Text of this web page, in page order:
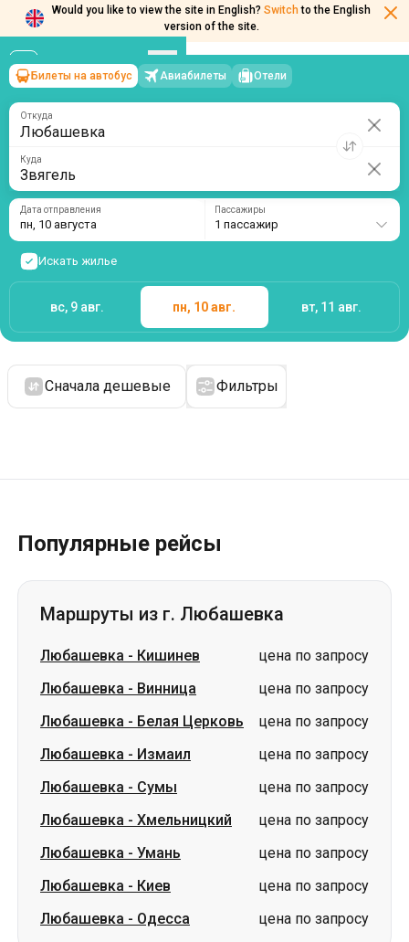
Would you like to view the site in English? Switch to the English
version of the site.
Любашевка→Звягель
пн, 10 августа/1 пассажир
Билеты на автобус Авиабилеты Отели
Откуда
Куда
Дата отправления
пн, 10 августа
Пассажиры
1 пассажир
Искать жилье
вс, 9 авг. пн, 10 авг. вт, 11 авг.
Сначала дешевые Фильтры
Популярные рейсы
Маршруты из г. Любашевка
Любашевка - Кишинев
цена по запросу
Любашевка - Винница
цена по запросу
Любашевка - Белая Церковь
цена по запросу
Любашевка - Измаил
цена по запросу
Любашевка - Сумы
цена по запросу
Любашевка - Хмельницкий
цена по запросу
Любашевка - Умань
цена по запросу
Любашевка - Киев
цена по запросу
Любашевка - Одесса цена по запросу